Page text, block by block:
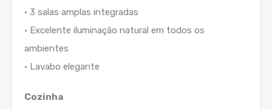
• 3 salas amplas integradas
• Excelente iluminação natural em todos os
ambientes
• Lavabo elegante
Cozinha